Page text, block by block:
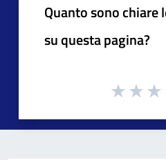
Quanto sono
su questa pagina?